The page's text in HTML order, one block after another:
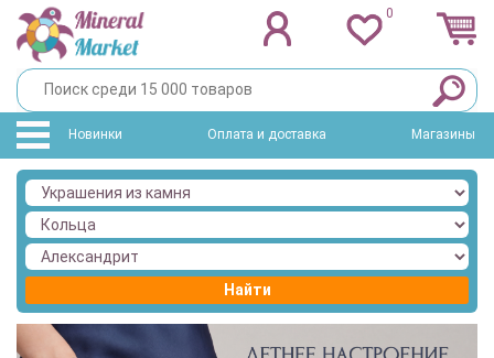
0
Новинки Оплата и доставка Магазины
Найти